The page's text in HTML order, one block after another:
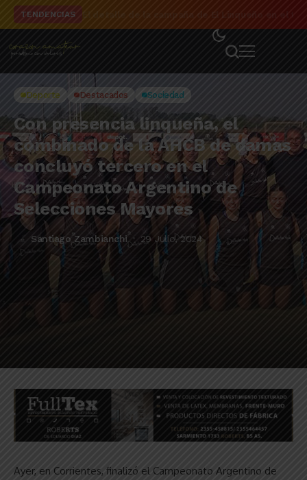
TENDENCIAS
Deporte Destacados Sociedad
Con presencia linqueña, el
combinado de la AHCB de damas
concluyó tercero en el
Campeonato Argentino de
Selecciones Mayores
Santiago Zambianchi 29 Julio, 2024
Ayer, en Corrientes, finalizó el Campeonato Argentino de